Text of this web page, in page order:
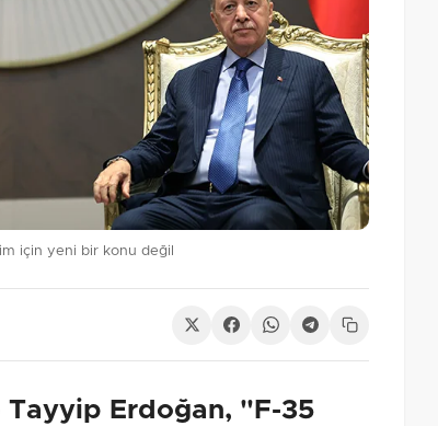
için yeni bir konu değil
Tayyip Erdoğan, "F-35